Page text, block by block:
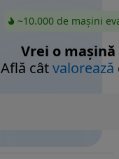
~10.000 de mașini
Vrei o mașină
Află câtvalorează